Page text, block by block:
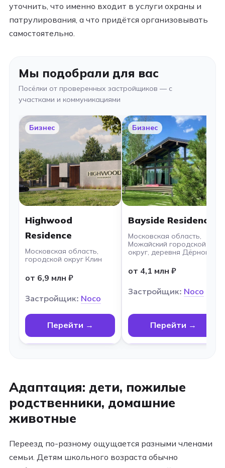
уточнить, что именно входит в услуги охраны и
патрулирования, а что придётся организовывать
самостоятельно.
Мы подобрали для вас
Посёлки от проверенных застройщиков — с
участками и коммуникациями
Бизнес
Highwood
Residence
Московская область,
городской округ Клин
от 6,9 млн ₽
Застройщик: Noco
Перейти →
Бизнес
Bayside Residence
Московская область,
Можайский городской
округ, деревня Дёрново
от 4,1 млн ₽
Застройщик: Noco
Перейти →
Адаптация: дети, пожилые
родственники, домашние
животные
Переезд по-разному ощущается разными членами
семьи. Детям школьного возраста обычно